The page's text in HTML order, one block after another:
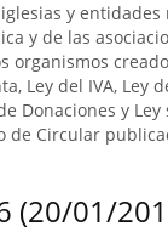
y entidades
y de las
organismos
Ley del IVA, Ley
Donaciones y
de Circular
(20/01/